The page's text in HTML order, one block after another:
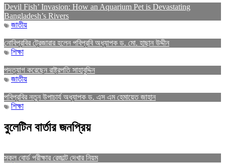
Devil Fish’ Invasion: How an Aquarium Pet is Devastating
Bangladesh’s Rivers
জাতীয়
নোবিপ্রবির ট্রেজারার হলেন পবিপ্রবি অধ্যাপক ড. মো. হাছান উদ্দীন
শিক্ষা
পদত্যাগ করেছেন রাষ্ট্রপতি সাহাবুদ্দিন
জাতীয়
পবিপ্রবির নতুন উপাচার্য অধ্যাপক ড. এস এম হেমায়েত জাহান
শিক্ষা
বুলেটিন বার্তার জনপ্রিয়
সকল বোর্ড পরীক্ষার রেজাল্ট দেখার নিয়ম